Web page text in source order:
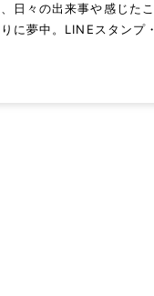
日々の出来事や感じた
に夢中。LINEスタンプ